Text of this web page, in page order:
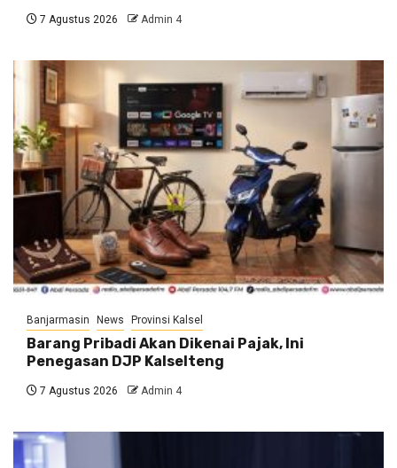
7 Agustus 2026 Admin 4
Banjarmasin News Provinsi Kalsel
Barang Pribadi Akan Dikenai Pajak, Ini
Penegasan DJP Kalselteng
7 Agustus 2026 Admin 4